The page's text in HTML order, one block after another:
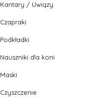
Kantary / Uwiązy
Czapraki
Podkładki
Nauszniki dla koni
Maski
Czyszczenie